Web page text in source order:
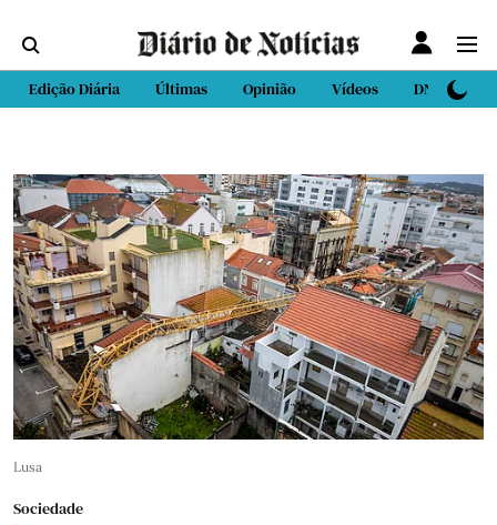
Edição Diária Últimas Opinião Vídeos DN Sport
Lusa
Sociedade